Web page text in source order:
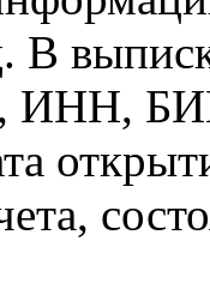
В
ИНН,